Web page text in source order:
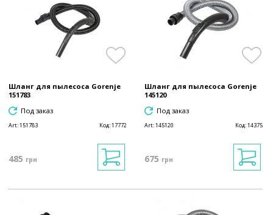
Шланг для пылесоса Gorenje
151783
Под заказ
Art:151783 Код:17772
485 грн
Шланг для пылесоса Gorenje
145120
Под заказ
Art:145120 Код:14375
675 грн